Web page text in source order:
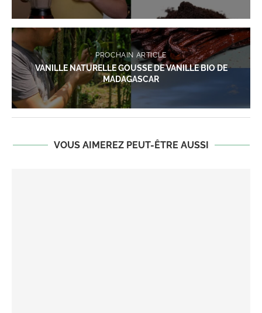
PROCHAIN ARTICLE
VANILLE NATURELLE GOUSSE DE VANILLE BIO DE
MADAGASCAR
VOUS AIMEREZ PEUT-ÊTRE AUSSI